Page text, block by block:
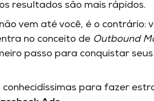
resultados são mais rápidos.
vem até você, é o contrário:
no conceito de Outbound
passo para conquistar
para fazer